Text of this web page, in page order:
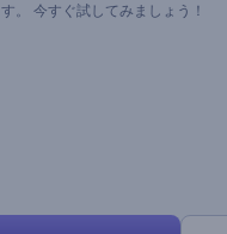
。 今すぐ試してみましょう！